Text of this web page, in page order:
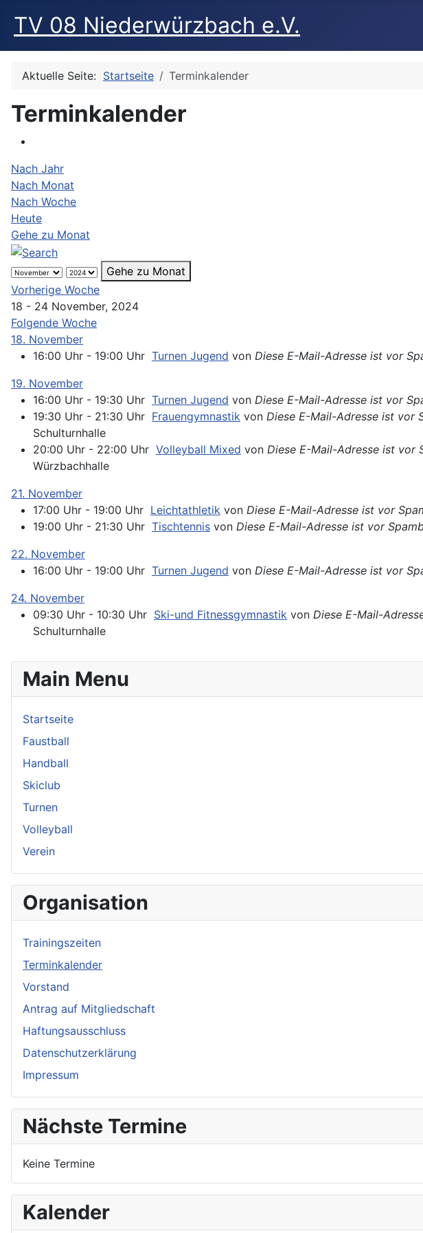
TV 08 Niederwürzbach e.V.
Aktuelle Seite: Startseite Terminkalender
Terminkalender
Nach Jahr
Nach Monat
Nach Woche
Heute
Gehe zu Monat
Gehe zu Monat
Vorherige Woche
18 - 24 November, 2024
Folgende Woche
18. November
16:00 Uhr - 19:00 Uhr Turnen Jugend von Diese E-Mail-Adresse ist vor
19. November
16:00 Uhr - 19:30 Uhr Turnen Jugend von Diese E-Mail-Adresse ist vor
19:30 Uhr - 21:30 Uhr Frauengymnastik von Diese E-Mail-Adresse ist vor
Schulturnhalle
20:00 Uhr - 22:00 Uhr Volleyball Mixed von Diese E-Mail-Adresse ist vor
Würzbachhalle
21. November
17:00 Uhr - 19:00 Uhr Leichtathletik von Diese E-Mail-Adresse ist vor
19:00 Uhr - 21:30 Uhr Tischtennis von Diese E-Mail-Adresse ist vor
22. November
16:00 Uhr - 19:00 Uhr Turnen Jugend von Diese E-Mail-Adresse ist vor
24. November
09:30 Uhr - 10:30 Uhr Ski-und Fitnessgymnastik von Diese E-Mail-
Schulturnhalle
Main Menu
Startseite
Faustball
Handball
Skiclub
Turnen
Volleyball
Verein
Organisation
Trainingszeiten
Terminkalender
Vorstand
Antrag auf Mitgliedschaft
Haftungsausschluss
Datenschutzerklärung
Impressum
Nächste Termine
Keine Termine
Kalender